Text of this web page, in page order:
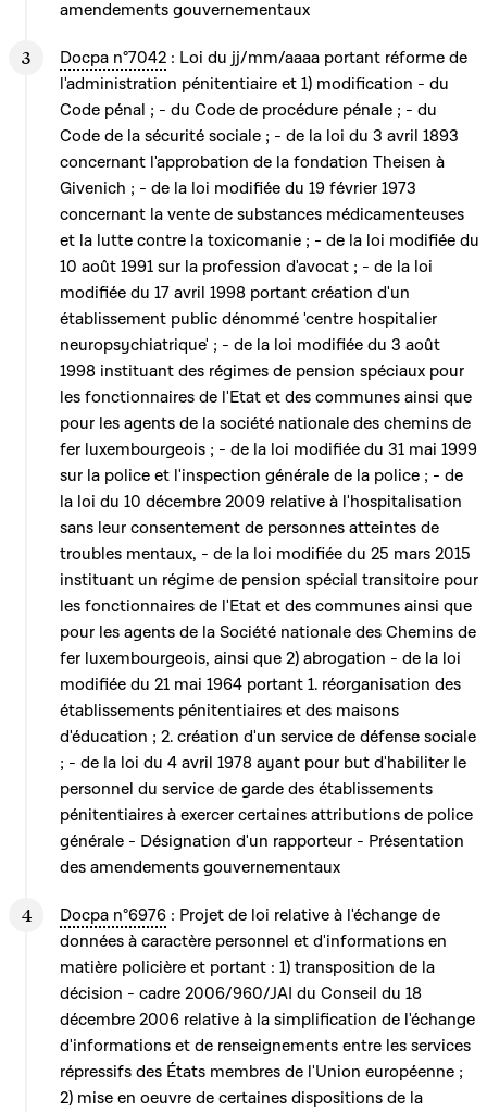
amendements gouvernementaux
Docpa n°7042 : Loi du jj/mm/aaaa portant réforme de
l'administration pénitentiaire et 1) modification - du
Code pénal ; - du Code de procédure pénale ; - du
Code de la sécurité sociale ; - de la loi du 3 avril 1893
concernant l'approbation de la fondation Theisen à
Givenich ; - de la loi modifiée du 19 février 1973
concernant la vente de substances médicamenteuses
et la lutte contre la toxicomanie ; - de la loi modifiée du
10 août 1991 sur la profession d'avocat ; - de la loi
modifiée du 17 avril 1998 portant création d'un
établissement public dénommé 'centre hospitalier
neuropsychiatrique' ; - de la loi modifiée du 3 août
1998 instituant des régimes de pension spéciaux pour
les fonctionnaires de l'Etat et des communes ainsi que
pour les agents de la société nationale des chemins de
fer luxembourgeois ; - de la loi modifiée du 31 mai 1999
sur la police et l'inspection générale de la police ; - de
la loi du 10 décembre 2009 relative à l'hospitalisation
sans leur consentement de personnes atteintes de
troubles mentaux, - de la loi modifiée du 25 mars 2015
instituant un régime de pension spécial transitoire pour
les fonctionnaires de l'Etat et des communes ainsi que
pour les agents de la Société nationale des Chemins de
fer luxembourgeois, ainsi que 2) abrogation - de la loi
modifiée du 21 mai 1964 portant 1. réorganisation des
établissements pénitentiaires et des maisons
d'éducation ; 2. création d'un service de défense sociale
; - de la loi du 4 avril 1978 ayant pour but d'habiliter le
personnel du service de garde des établissements
pénitentiaires à exercer certaines attributions de police
générale - Désignation d'un rapporteur - Présentation
des amendements gouvernementaux
Docpa n°6976 : Projet de loi relative à l'échange de
données à caractère personnel et d'informations en
matière policière et portant : 1) transposition de la
décision - cadre 2006/960/JAI du Conseil du 18
décembre 2006 relative à la simplification de l'échange
d'informations et de renseignements entre les services
répressifs des États membres de l'Union européenne ;
2) mise en oeuvre de certaines dispositions de la